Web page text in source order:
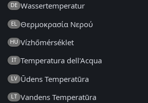
DE Wassertemperatur
EL Θερμοκρασία Νερού
HU Vízhőmérséklet
IT Temperatura dell'Acqua
LV Ūdens Temperatūra
LT Vandens Temperatūra